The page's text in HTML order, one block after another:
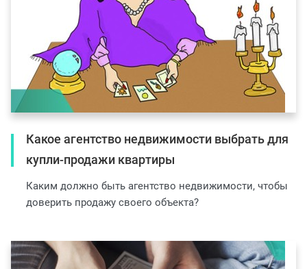
Какое агентство недвижимости выбрать для
купли-продажи квартиры
Каким должно быть агентство недвижимости, чтобы
доверить продажу своего объекта?